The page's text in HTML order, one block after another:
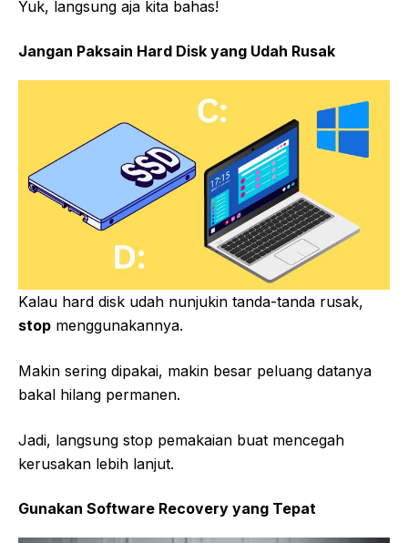
Yuk, langsung aja kita bahas!
Jangan Paksain Hard Disk yang Udah Rusak
Kalau hard disk udah nunjukin tanda-tanda rusak,
stop menggunakannya.
Makin sering dipakai, makin besar peluang datanya
bakal hilang permanen.
Jadi, langsung stop pemakaian buat mencegah
kerusakan lebih lanjut.
Gunakan Software Recovery yang Tepat